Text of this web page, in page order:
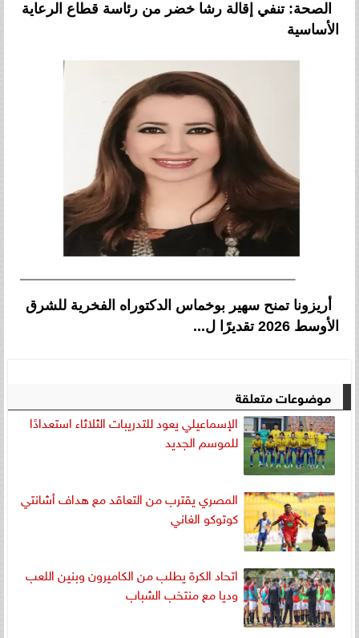
الصحة: تنفي إقالة رشا خضر من رئاسة قطاع الرعاية
الأساسية
أريزونا تمنح سهير بوخماس الدكتوراه الفخرية للشرق
الأوسط 2026 تقديرًا ل...
موضوعات متعلقة
الإسماعيلي يعود للتدريبات الثلاثاء استعدادًا
للموسم الجديد
المصري يقترب من التعاقد مع هداف أشانتي
كوتوكو الغاني
اتحاد الكرة يطلب من الكاميرون وبنين اللعب
وديا مع منتخب الشباب